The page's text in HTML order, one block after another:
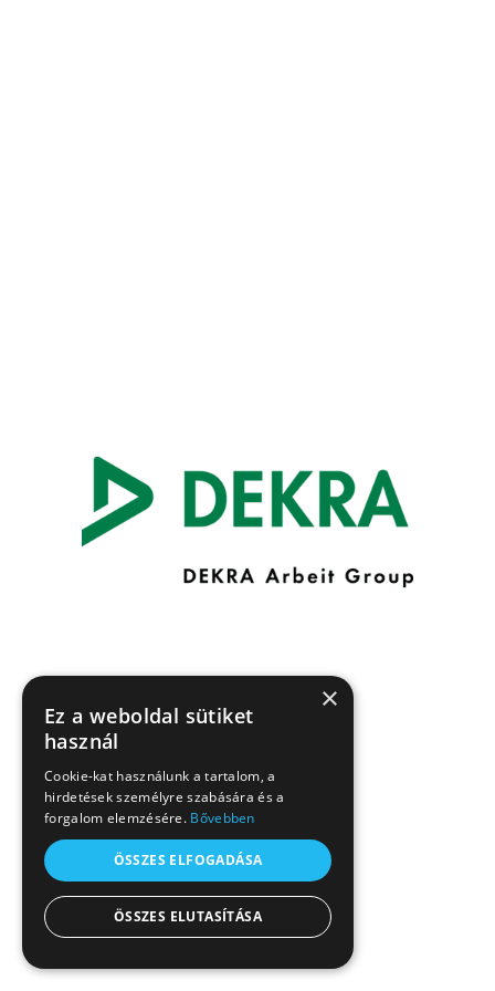
×
Ez a weboldal sütiket
használ
Cookie-kat használunk a tartalom, a
hirdetések személyre szabására és a
forgalom elemzésére. Bővebben
ÖSSZES ELFOGADÁSA
ÖSSZES ELUTASÍTÁSA